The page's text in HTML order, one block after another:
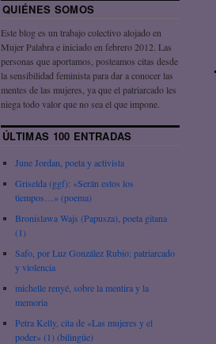
QUIÉNES SOMOS
Este blog es un trabajo colectivo alojado en
Mujer Palabra e iniciado en febrero 2012. Las
personas que aportamos, posteamos citas desde
la sensibilidad feminista para dar a conocer las
mentes de las mujeres, ya que el patriarcado les
niega todo valor que no sea el que impone.
ÚLTIMAS 100 ENTRADAS
June Jordan, poeta y activista
Griselda (ggf): «Serán estos los
tiempos…» (poema)
Bronislawa Wajs (Papusza), poeta gitana
(1)
Safo, por Luz González Rubio: patriarcado
y violencia
michelle renyé, sobre la mentira y la
memoria
Petra Kelly, cita de «Las mujeres y el
poder» (1) (bilingüe)